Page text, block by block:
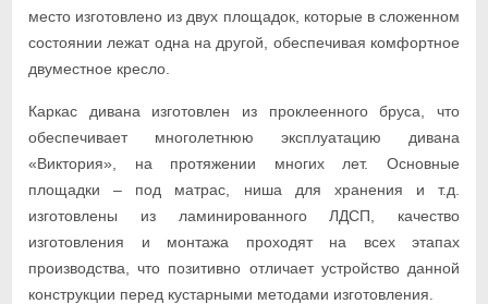
место изготовлено из двух площадок, которые в сложенном
состоянии лежат одна на другой, обеспечивая комфортное
двуместное кресло.
Каркас дивана изготовлен из проклеенного бруса, что
обеспечивает многолетнюю эксплуатацию дивана
«Виктория», на протяжении многих лет. Основные
площадки – под матрас, ниша для хранения и т.д.
изготовлены из ламинированного ЛДСП, качество
изготовления и монтажа проходят на всех этапах
производства, что позитивно отличает устройство данной
конструкции перед кустарными методами изготовления.